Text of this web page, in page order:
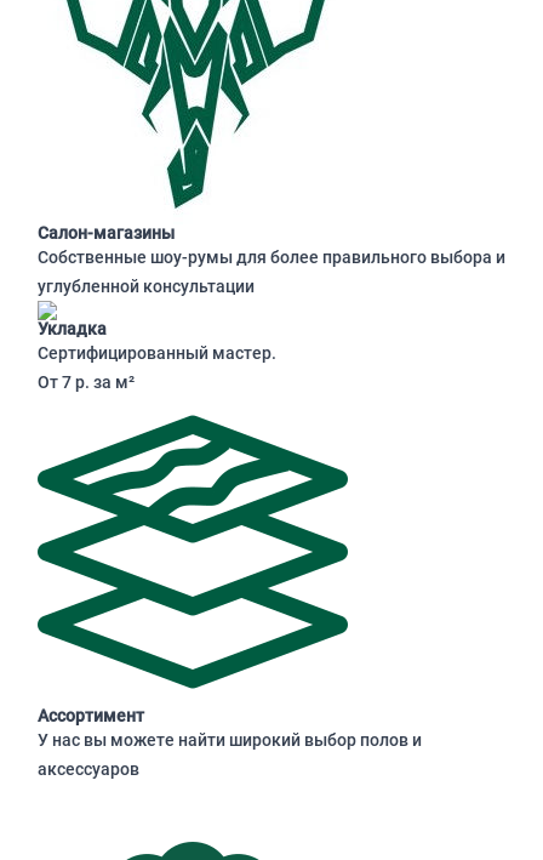
Салон-магазины
Собственные шоу-румы для более правильного выбора и
углубленной консультации
Укладка
Сертифицированный мастер.
От 7 р. за м²
Ассортимент
У нас вы можете найти широкий выбор полов и
аксессуаров